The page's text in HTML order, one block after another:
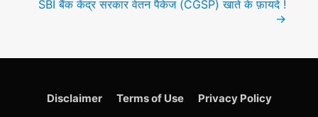
SBI बैंक केंद्र सरकार वेतन पैकेज (CGSP) खाते के फ़ायदे !
→
Disclaimer Terms of Use Privacy Policy